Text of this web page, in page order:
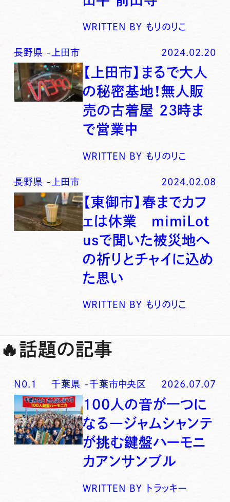
WRITTEN BY もりのりこ
長野県 - 上田市 2024.02.20
【上田市】まるで大人
の秘密基地！無人販
売の古着屋 23時ま
で営業中
WRITTEN BY もりのりこ
長野県 - 上田市 2024.02.08
【東御市】春までカフ
ェは休業 mimiLot
usで聞いた被災地へ
の祈りとチャイに込め
た思い
WRITTEN BY もりのりこ
🔥話題の記事
N0. 1 千葉県 -千葉市中央区 2026.07.07
100人の音が一つに
なる―ジャムシャンテ
が挑む鍵盤ハーモニ
カアンサンブル
WRITTEN BY トラッキー